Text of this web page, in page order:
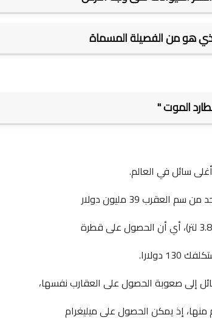
هو من الفصيلة المسماة
الموت "
سائل في العالم.
العقرب 39 مليون دولار
130
دولارا.
إلى صعوبة الحصول على العقارب نفسها،
إذ يمكن الحصول على ميليغرام